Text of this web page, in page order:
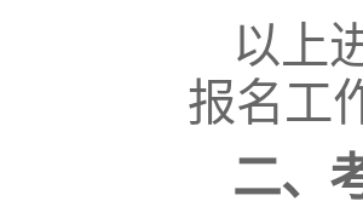
以上
报名工
二、